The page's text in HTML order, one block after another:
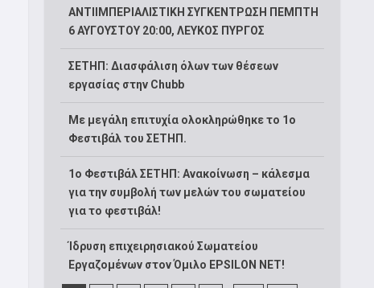
ΑΝΤΙΙΜΠΕΡΙΑΛΙΣΤΙΚΗ ΣΥΓΚΕΝΤΡΩΣΗ ΠΕΜΠΤΗ
6 ΑΥΓΟΥΣΤΟΥ 20:00, ΛΕΥΚΟΣ ΠΥΡΓΟΣ
ΣΕΤΗΠ: Διασφάλιση όλων των θέσεων
εργασίας στην Chubb
Με μεγάλη επιτυχία ολοκληρώθηκε το 1ο
Φεστιβάλ του ΣΕΤΗΠ.
1o Φεστιβάλ ΣΕΤΗΠ: Ανακοίνωση – κάλεσμα
για την συμβολή των μελών του σωματείου
για το φεστιβάλ!
Ίδρυση επιχειρησιακού Σωματείου
Εργαζομένων στον Όμιλο EPSILON NET!